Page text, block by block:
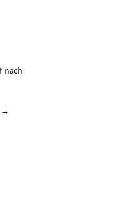
nach
→